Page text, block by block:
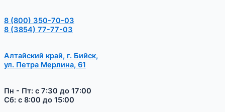
8 (800) 350-70-03
8 (3854) 77-77-03
Алтайский край, г. Бийск,
ул. Петра Мерлина, 61
Пн - Пт: с 7:30 до 17:00
Сб: с 8:00 до 15:00